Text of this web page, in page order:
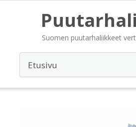
Suomen puutarhaliikkeet